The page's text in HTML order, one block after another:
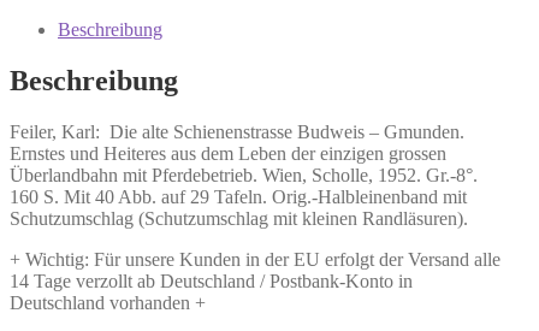
Schienenstrasse
-
Gmunden.
Beschreibung
Beschreibung
Feiler, Karl: Die alte Schienenstrasse Budweis – Gmunden.
Ernstes und Heiteres aus dem Leben der einzigen grossen
Überlandbahn mit Pferdebetrieb. Wien, Scholle, 1952. Gr.-8°.
160 S. Mit 40 Abb. auf 29 Tafeln. Orig.-Halbleinenband mit
Schutzumschlag (Schutzumschlag mit kleinen Randläsuren).
+ Wichtig: Für unsere Kunden in der EU erfolgt der Versand alle
14 Tage verzollt ab Deutschland / Postbank-Konto in
Deutschland vorhanden +